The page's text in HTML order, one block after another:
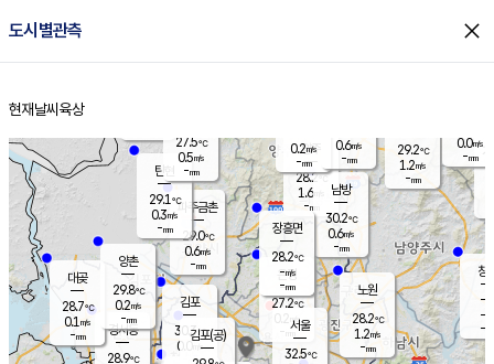
도시별관측 close
홈
현재날씨 육상
양주
28.2℃
1.6
-mm
경서동
28.9℃
파주금촌
29.0℃
0.6m/s
-mm
29.2℃
1.2m/s
-mm
대곶
28.7℃
0.1 m/s
-mm
창
-
-m/
-
탄현
29.1℃
0.3m/s
-mm
0.0m/s
-mm
김포
30.3℃
0.0 m/s
mm
양촌
29.8℃
0.2m/s
-mm
은평
27.2℃
0.2 m/s
- mm
노원
28.2℃
1.2m/s
-mm
남방
30.2℃
0.6m/s
-mm
장흥면
28.2℃
-m/s
-mm
0.2m/s
-mm
김포(공)
서울
32.5℃
27.5℃
0.5m/s
-mm
0.6m/s
-mm